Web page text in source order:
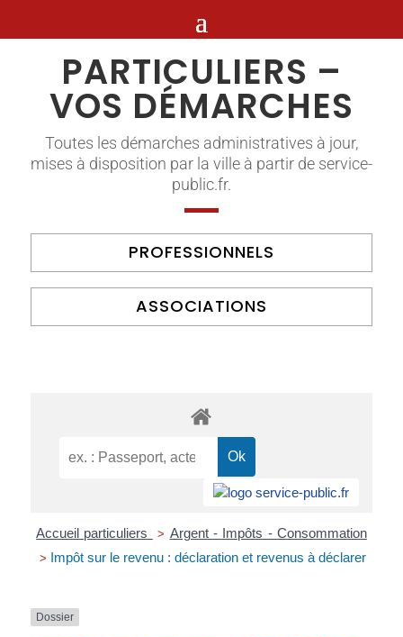
PARTICULIERS –
VOS DÉMARCHES
Toutes les démarches administratives à jour,
mises à disposition par la ville à partir de service-
public.fr.
PROFESSIONNELS
ASSOCIATIONS
Accueil particuliers > Argent - Impôts - Consommation
> Impôt sur le revenu : déclaration et revenus à déclarer
Dossier